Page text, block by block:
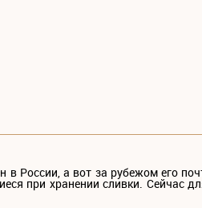
России, а вот за рубежом его
при хранении сливки. Сейчас